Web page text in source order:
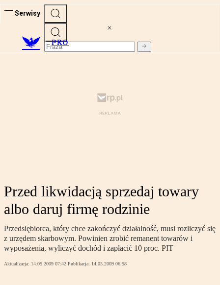
Serwisy
PRO
Przed likwidacją sprzedaj towary
albo daruj firmę rodzinie
Przedsiębiorca, który chce zakończyć działalność, musi rozliczyć się
z urzędem skarbowym. Powinien zrobić remanent towarów i
wyposażenia, wyliczyć dochód i zapłacić 10 proc. PIT
Aktualizacja: 14.05.2009 07:42 Publikacja: 14.05.2009 06:58